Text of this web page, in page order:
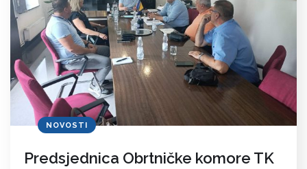
NOVOSTI
Predsjednica Obrtničke komore TK